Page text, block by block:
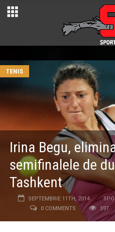
TENIS
Irina Begu,
semifinalele de
Tashkent
SEPTEMBRIE 11TH, 2014
0 COMMENTS
597